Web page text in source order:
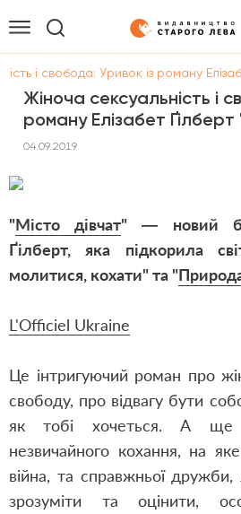
і свобода: Уривок із роману
Жіноча сексуальність і
роману Елізабет Ґілберт
04.09.2019
"Місто дівчат" — новий
Ґілберт, яка підкорила
молитися, кохати" та "
L'Officiel Ukraine
Це інтригуючий роман про
свободу, про відвагу бути
як тобі хочеться. А
незвичайного кохання, на
війна, та справжньої дружби,
зрозуміти та оцінити,